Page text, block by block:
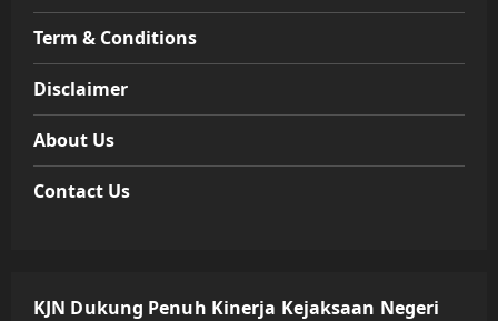
Term & Conditions
Disclaimer
About Us
Contact Us
KJN Dukung Penuh Kinerja Kejaksaan Negeri